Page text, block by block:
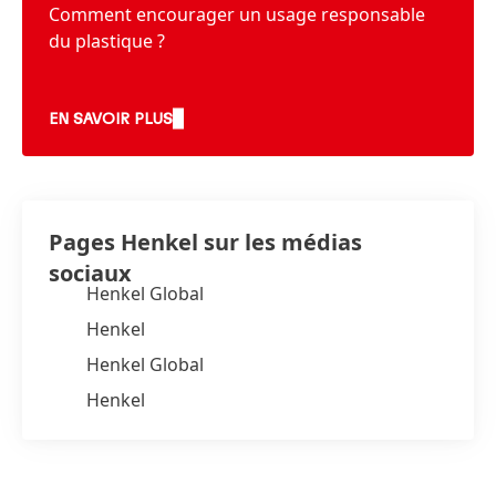
Comment encourager un usage responsable
du plastique ?
EN SAVOIR PLUS
Pages Henkel sur les médias
sociaux
Henkel Global
Henkel
Henkel Global
Henkel